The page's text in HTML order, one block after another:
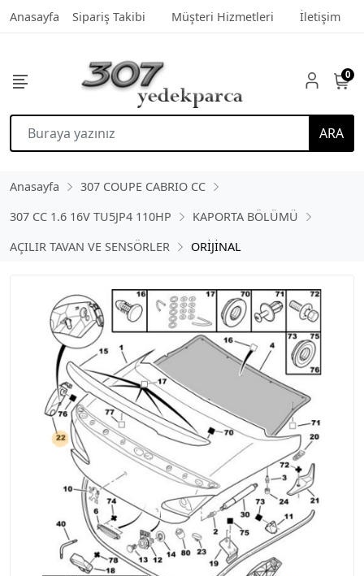
Anasayfa Sipariş Takibi Müşteri Hizmetleri İletişim
ARA
0
Anasayfa
307 COUPE CABRIO CC
307 CC 1.6 16V TU5JP4 110HP
KAPORTA BÖLÜMÜ
AÇILIR TAVAN VE SENSÖRLER
ORİJİNAL